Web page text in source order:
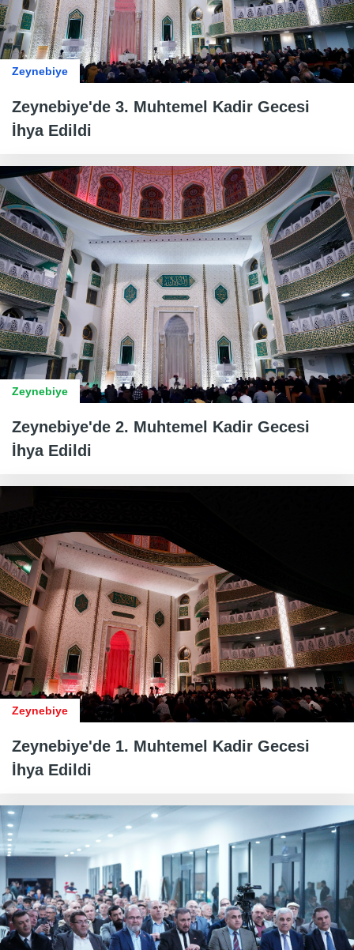
Zeynebiye
Zeynebiye'de 3. Muhtemel Kadir Gecesi
İhya Edildi
Zeynebiye
Zeynebiye'de 2. Muhtemel Kadir Gecesi
İhya Edildi
Zeynebiye
Zeynebiye'de 1. Muhtemel Kadir Gecesi
İhya Edildi